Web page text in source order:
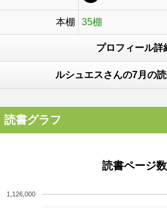
本棚 35棚
プロフィール詳
ルシュエスさんの7月の
読書グラフ
読書ページ数
1,126,000